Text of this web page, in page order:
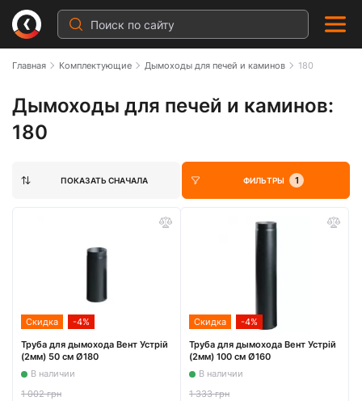
Главная Комплектующие Дымоходы для печей и каминов 180
Дымоходы для печей и каминов:
180
ПОКАЗАТЬ СНАЧАЛА ФИЛЬТРЫ 1
Скидка -4%
Труба для дымохода Вент Устрій
(2мм) 50 см Ø180
В наличии
1 002 грн
Скидка -4%
Труба для дымохода Вент Устрій
(2мм) 100 см Ø160
В наличии
1 333 грн